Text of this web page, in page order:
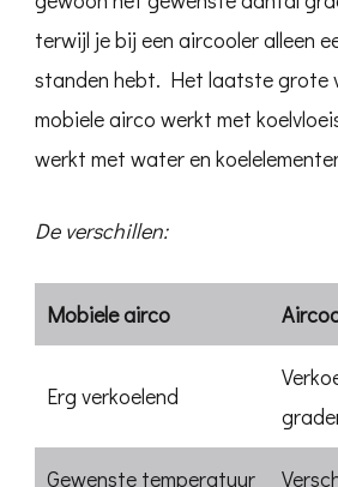
terwijl je bij een aircooler alleen
standen hebt. Het laatste grote
mobiele airco werkt met
werkt met water en
De verschillen:
Mobiele airco
Erg verkoelend
Gewenste temperatuur